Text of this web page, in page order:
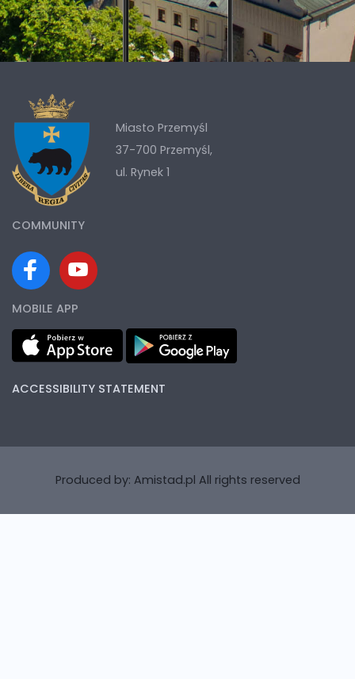
Miasto Przemyśl
37-700 Przemyśl,
ul. Rynek 1
COMMUNITY
MOBILE APP
ACCESSIBILITY STATEMENT
Produced by: Amistad.pl All rights reserved